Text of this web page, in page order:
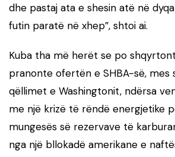
dhe pastaj ata e shesin atë në
futin paratë në xhep”, shtoi ai.
Kuba tha më herët se po
pranonte ofertën e SHBA-së, mes
qëllimet e Washingtonit, ndërsa
me një krizë të rëndë energjetike
mungesës së rezervave të
nga një bllokadë amerikane e